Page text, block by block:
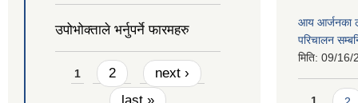
उपोभोक्ताले भर्नुपर्ने फारमहरु
Pages
1 2
next ›
आय आर्जनका
परिचालन
मिति: 09/16/